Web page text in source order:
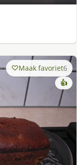
Maak favoriet6
👍